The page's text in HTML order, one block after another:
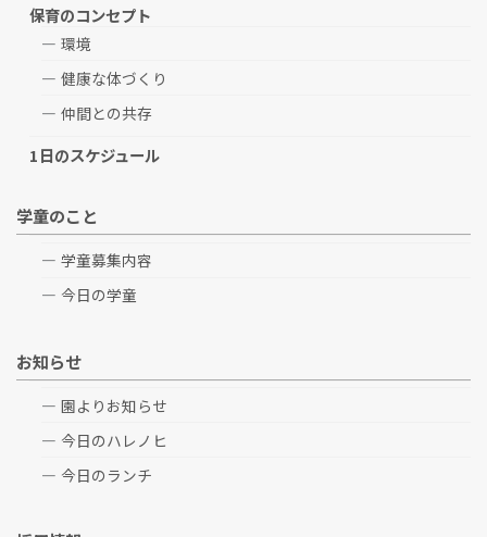
保育のコンセプト
環境
健康な体づくり
仲間との共存
1日のスケジュール
学童のこと
学童募集内容
今日の学童
お知らせ
園よりお知らせ
今日のハレノヒ
今日のランチ